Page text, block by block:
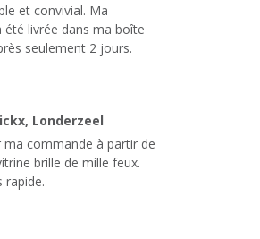
et convivial. Ma
été livrée dans ma boîte
seulement 2 jours.
, Londerzeel
ma commande à partir de
brille de mille feux.
rapide.